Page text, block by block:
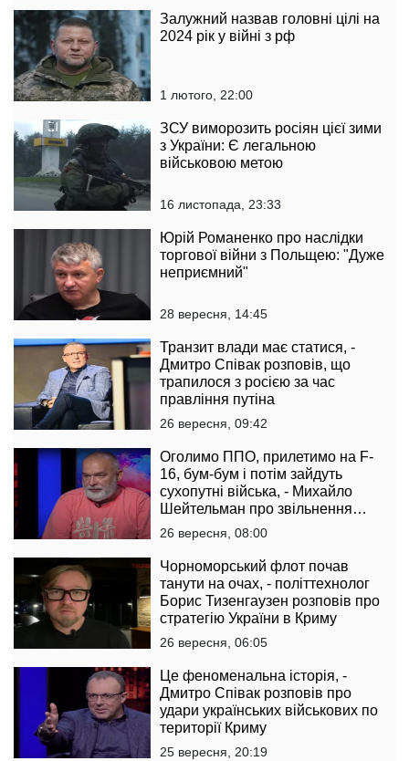
Залужний назвав головні цілі на
2024 рік у війні з рф
1 лютого, 22:00
ЗСУ виморозить росіян цієї зими
з України: Є легальною
військовою метою
16 листопада, 23:33
Юрій Романенко про наслідки
торгової війни з Польщею: "Дуже
неприємний"
28 вересня, 14:45
Транзит влади має статися, -
Дмитро Співак розповів, що
трапилося з росією за час
правління путіна
26 вересня, 09:42
Оголимо ППО, прилетимо на F-
16, бум-бум і потім зайдуть
сухопутні війська, - Михайло
Шейтельман про звільнення
Криму
26 вересня, 08:00
Чорноморський флот почав
танути на очах, - політтехнолог
Борис Тизенгаузен розповів про
стратегію України в Криму
26 вересня, 06:05
Це феноменальна історія, -
Дмитро Співак розповів про
удари українських військових по
території Криму
25 вересня, 20:19